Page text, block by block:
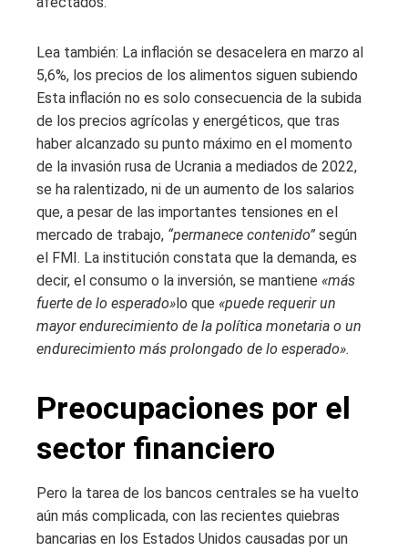
Lea también: La inflación se desacelera en marzo al
5,6%, los precios de los alimentos siguen subiendo
Esta inflación no es solo consecuencia de la subida
de los precios agrícolas y energéticos, que tras
haber alcanzado su punto máximo en el momento
de la invasión rusa de Ucrania a mediados de 2022,
se ha ralentizado, ni de un aumento de los salarios
que, a pesar de las importantes tensiones en el
mercado de trabajo, “permanece contenido” según
el FMI. La institución constata que la demanda, es
decir, el consumo o la inversión, se mantiene «más
fuerte de lo esperado»lo que «puede requerir un
mayor endurecimiento de la política monetaria o un
endurecimiento más prolongado de lo esperado».
Preocupaciones por el
sector financiero
Pero la tarea de los bancos centrales se ha vuelto
aún más complicada, con las recientes quiebras
bancarias en los Estados Unidos causadas por un